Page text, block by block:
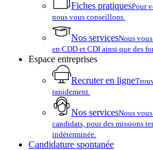
Fiches pratiquesPour
nous vous conseillons.
Nos servicesNous
en CDD et CDI ainsi que des
Espace entreprises
Recruter en ligne
rapidement.
Nos servicesNous
candidats, pour des missions
indéterminée.
Candidature spontanée